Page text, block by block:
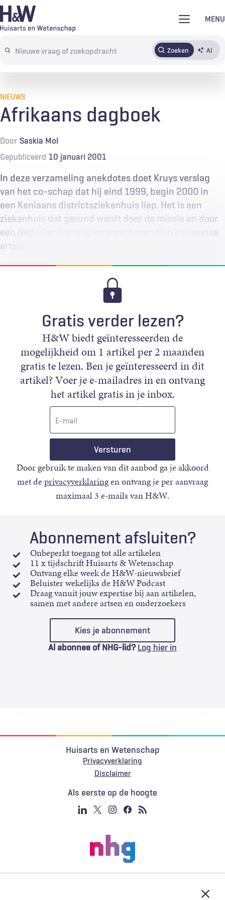
Overslaan
en
de
MENU
Search
terms
Zoeken AI
AbonnerenTijdschrift Inloggen
NIEUWS
Afrikaans dagboek
Door Saskia Mol
Gepubliceerd 10 januari 2001
In deze verzameling anekdotes doet Kruys verslag
van het co-schap dat hij eind 1999, begin 2000 in
een Keniaans districtsziekenhuis liep. Het is een
ziekenhuis dat gerund wordt door de missie en door
een Nederlandse arts, en waar bovendien Keniaanse
artsen werken. Kruys' dagboek kan op twee…
Gratis verder lezen?
H&W biedt geïnteresseerden de
mogelijkheid om 1 artikel per 2 maanden
gratis te lezen. Ben je geïnteresseerd in dit
artikel? Voer je e-mailadres in en ontvang
het artikel gratis in je inbox.
Door gebruik te maken van dit aanbod ga je akkoord
met deprivacyverklaringen ontvang je per aanvraag
maximaal 3 e-mails van H&W.
Abonnement afsluiten?
Onbeperkt toegang tot alle artikelen
11 x tijdschrift Huisarts & Wetenschap
Ontvang elke week de H&W-nieuwsbrief
Beluister wekelijks de H&W Podcast
Draag vanuit jouw expertise bij aan artikelen,
samen met andere artsen en onderzoekers
Kies je abonnement
Al abonnee of NHG-lid? Log hier in
Huisarts en Wetenschap
Privacyverklaring
Voet
Disclaimer
Als eerste op de hoogte